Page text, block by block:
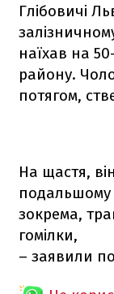
Глібовичі
наїхав на
району.
потягом,
На щастя,
подальшому
зокрема,
гомілки,
– заявили